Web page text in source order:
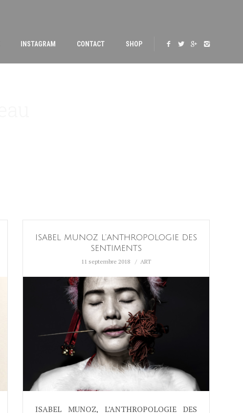
INSTAGRAM CONTACT SHOP
ISABEL MUNOZ L’ANTHROPOLOGIE DES
SENTIMENTS
11 septembre 2018 ART
ISABEL MUNOZ, L’ANTHROPOLOGIE DES